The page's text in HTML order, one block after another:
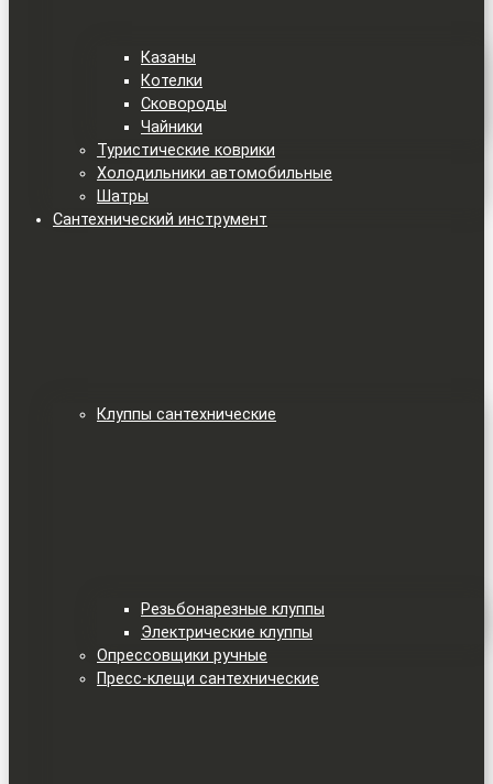
Казаны
Котелки
Сковороды
Чайники
Туристические коврики
Холодильники автомобильные
Шатры
Сантехнический инструмент
Клуппы сантехнические
Резьбонарезные клуппы
Электрические клуппы
Опрессовщики ручные
Пресс-клещи сантехнические